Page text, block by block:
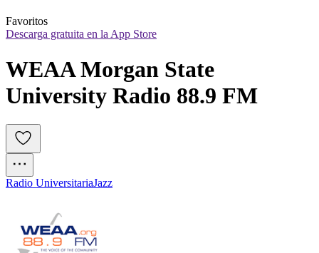
Favoritos
Descarga gratuita en la App Store
WEAA Morgan State
University Radio 88.9 FM
Radio UniversitariaJazz